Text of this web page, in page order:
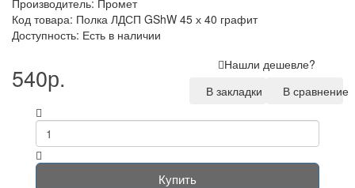
Производитель: Промет
Код товара: Полка ЛДСП GShW 45 х 40 графит
Доступность: Есть в наличии
540р.
Нашли дешевле?
В закладки
В сравнение
Купить